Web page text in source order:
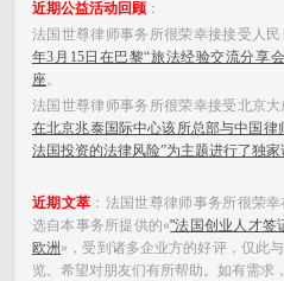
近期公益活动回顾：
法国世尊律师事务所很荣幸接接受人
年3月15日在巴黎“旅法经验交流分享
座。
法国世尊律师事务所很荣幸接受北京
在北京兆泰国际中心该所总部与中国律
法国投资的法律风险”为主题进行了独家
近期文萃 ：法国世尊律师事务所很荣
选自本事务所提供的«"法国创业人才签
欧洲»，受到诸多企业方的好评，仅此与
览。希望对朋友们有所帮助。如有需求